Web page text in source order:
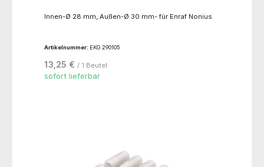
Innen-Ø 28 mm, Außen-Ø 30 mm- für Enraf Nonius
Artikelnummer: EKG 290105
13,25 € / 1 Beutel
sofort lieferbar